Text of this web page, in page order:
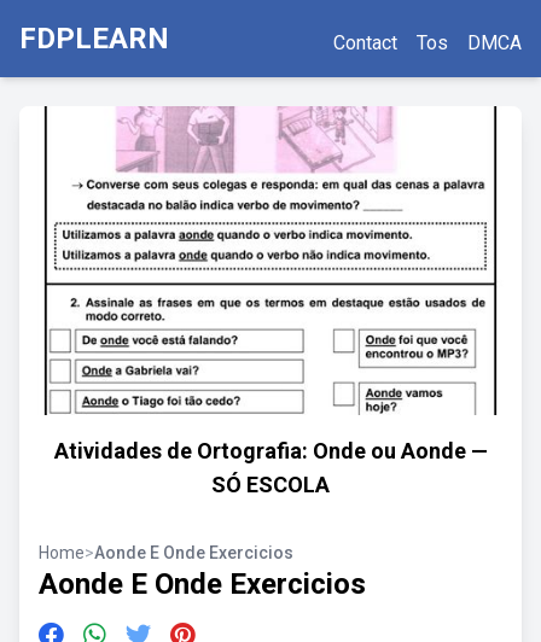
FDPLEARN Contact Tos DMCA
Atividades de Ortografia: Onde ou Aonde —
SÓ ESCOLA
Home>Aonde E Onde Exercicios
Aonde E Onde Exercicios